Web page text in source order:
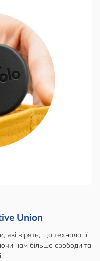
Union
вірять, що технології
нам більше свободи та